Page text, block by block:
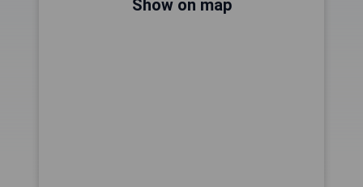
Show on map